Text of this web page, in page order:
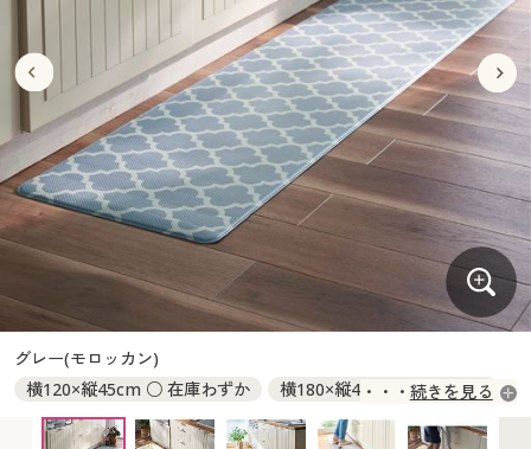
カーテン・ラグ・ファブリック
美容・健康・サプリメント
制服・スクールすべて
制服・学生服
ジュニア・ティーンズ下着
大きいサイズ
大きいサイズ通販すべて
大きいサイズ レディース服
大きいサイズ レディース下着
大きいサイズ メンズ
大きいサイズ 事務・制服
バーゲン
バーゲンセール
シークレットセール
詳細検索
商品カテゴリ一覧
カタログ
カタログ・チラシからのご注文
デジタルカタログ
カーテン・ラグ・ファブリック
ジュニア・ティーンズ下着
大きいサイズ通販すべて
大きいサイズ レディース服
大きいサイズ レディース下着
大きいサイズ メンズ
大きいサイズ 事務・制服
バーゲン
バーゲンセール
シークレットセール
詳細検索
商品カテゴリ一覧
カタログ
カタログ・チラシからのご注文
カタログ無料プレゼント
グレー(モロッカン)
横120×縦45cm ○ 在庫わずか
横180×縦45cm ◎ 在庫あり
横240×縦45cm ◎ 在庫あり
続きを見る